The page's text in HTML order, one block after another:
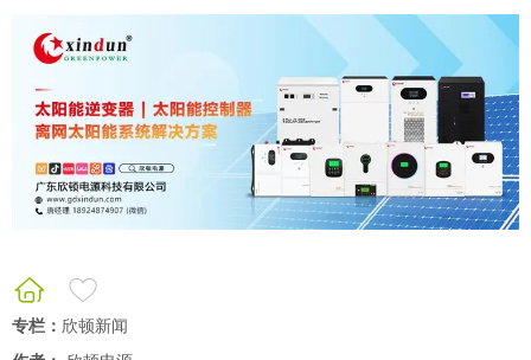
专栏： 欣顿新闻